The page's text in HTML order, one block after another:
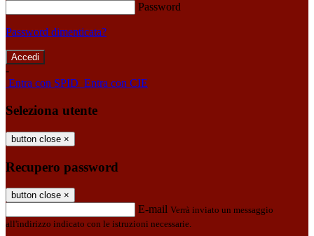
Password
Password dimenticata?
-
Entra con SPID Entra con CIE
Seleziona utente
button close ×
Recupero password
button close ×
E-mail Verrà inviato un messaggio
all'indirizzo indicato con le istruzioni necessarie.